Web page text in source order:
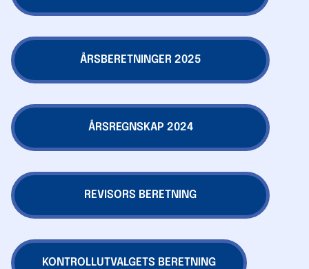
ÅRSBERETNINGER 2025
ÅRSREGNSKAP 2024
REVISORS BERETNING
KONTROLLUTVALGETS BERETNING